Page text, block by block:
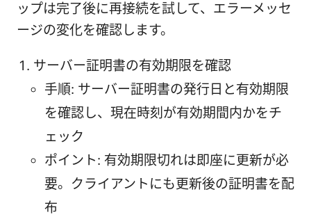
ップは完了後に再接続を試して、エラーメッセ
ージの変化を確認します。
サーバー証明書の有効期限を確認
手順: サーバー証明書の発行日と有効期限
を確認し、現在時刻が有効期間内かをチ
ェック
ポイント: 有効期限切れは即座に更新が必
要。クライアントにも更新後の証明書を配
布